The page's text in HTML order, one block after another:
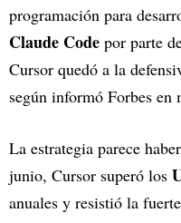
programación para
Claude Code por parte
Cursor quedó a la
según informó Forbes en
La estrategia parece
junio, Cursor superó los
anuales y resistió la